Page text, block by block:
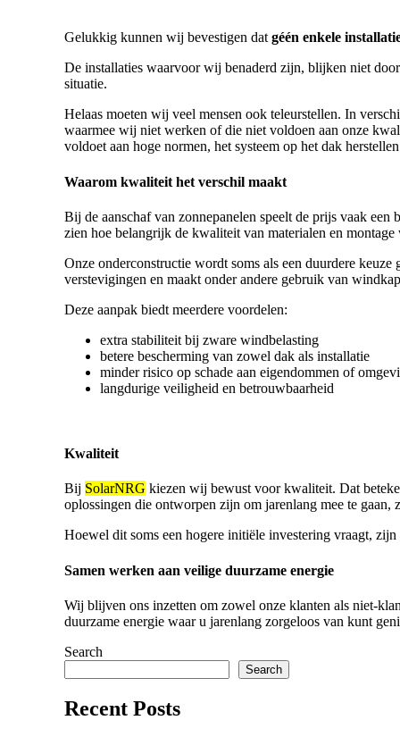
Gelukkig kunnen wij bevestigen dat géén enkele
De installaties waarvoor wij benaderd zijn, blijken niet
situatie.
Helaas moeten wij veel mensen ook teleurstellen. In
waarmee wij niet werken of die niet voldoen aan onze
voldoet aan hoge normen, het systeem op het dak
Waarom kwaliteit het verschil maakt
Bij de aanschaf van zonnepanelen speelt de prijs vaak
zien hoe belangrijk de kwaliteit van materialen en
Onze onderconstructie wordt soms als een duurdere
verstevigingen en maakt onder andere gebruik van
Deze aanpak biedt meerdere voordelen:
extra stabiliteit bij zware windbelasting
betere bescherming van zowel dak als installatie
minder risico op schade aan eigendommen of
langdurige veiligheid en betrouwbaarheid
Kwaliteit
Bij SolarNRG kiezen wij bewust voor kwaliteit. Dat
oplossingen die ontworpen zijn om jarenlang mee te gaan,
Hoewel dit soms een hogere initiële investering vraagt,
Samen werken aan veilige duurzame energie
Wij blijven ons inzetten om zowel onze klanten als niet-
duurzame energie waar u jarenlang zorgeloos van kunt
Search
Search
Recent Posts